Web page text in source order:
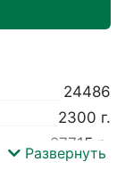
24486
2300 г.
27715 р.
Развернуть